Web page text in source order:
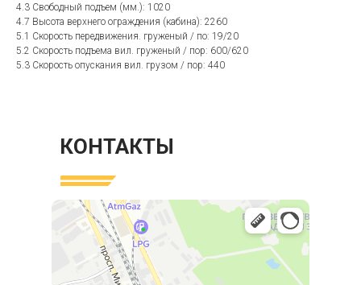
4.3 Свободный подъем (мм.): 1020
4.7 Высота верхнего ограждения (кабина): 2260
5.1 Cкорость передвижения. груженый / по: 19/20
5.2 Скорость подъема вил. груженый / пор: 600/620
5.3 Скорость опускания вил. грузом / пор: 440
КОНТАКТЫ